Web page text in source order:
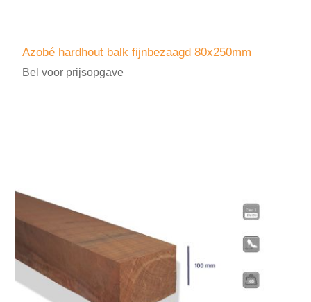
Azobé hardhout balk fijnbezaagd 80x250mm
Bel voor prijsopgave